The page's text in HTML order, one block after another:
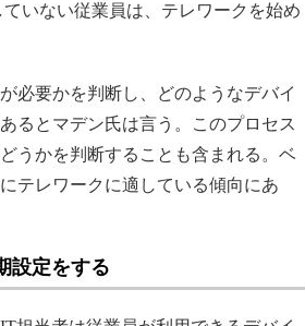
いない従業員は、テレワークを始め
必要かを判断し、どのようなデバイ
るとマデン氏は言う。このプロセス
うかを判断することも含まれる。ベ
テレワークに適している傾向にあ
設定をする